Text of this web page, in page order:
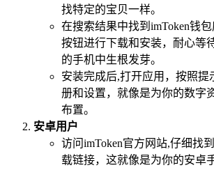
找特定的宝贝一样。
在搜索结果中找到imToken钱
按钮进行下载和安装，耐心等
的手机中生根发芽。
安装完成后,打开应用，按照提
册和设置，就像是为你的数字
布置。
安卓用户
访问imToken官方网站,仔细找
载链接，这就像是为你的安卓